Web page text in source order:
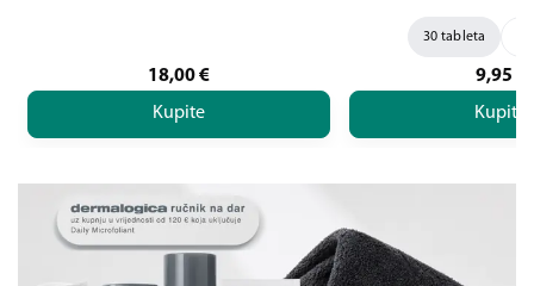
18,00€
Kupite
30 tableta
9,95
Kupite